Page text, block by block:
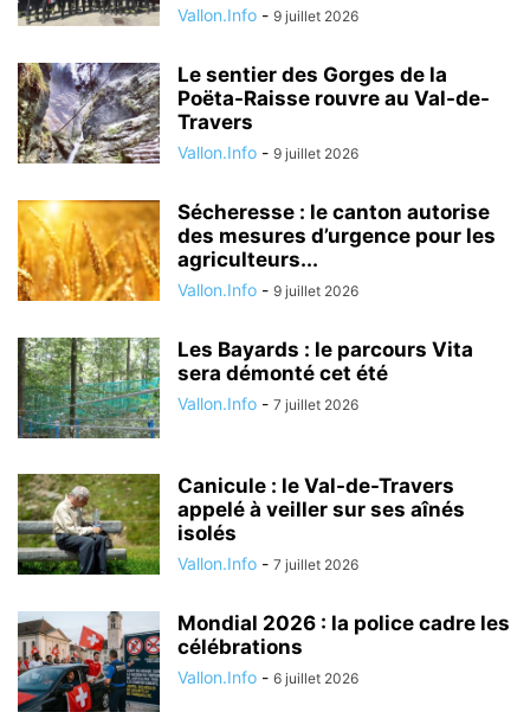
Vallon.Info - 9 juillet 2026
Le sentier des Gorges de la
Poëta-Raisse rouvre au Val-de-
Travers
Vallon.Info - 9 juillet 2026
Sécheresse : le canton autorise
des mesures d’urgence pour les
agriculteurs...
Vallon.Info - 9 juillet 2026
Les Bayards : le parcours Vita
sera démonté cet été
Vallon.Info - 7 juillet 2026
Canicule : le Val-de-Travers
appelé à veiller sur ses aînés
isolés
Vallon.Info - 7 juillet 2026
Mondial 2026 : la police cadre les
célébrations
Vallon.Info - 6 juillet 2026